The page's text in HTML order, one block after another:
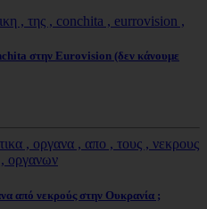
στην Eurovision (δεν κάνουμε
από νεκρούς στην Ουκρανία ;